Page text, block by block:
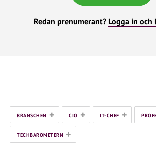
Redan prenumerant? Logga in och
BRANSCHEN + CIO + IT-CHEF +
TECHBAROMETERN +